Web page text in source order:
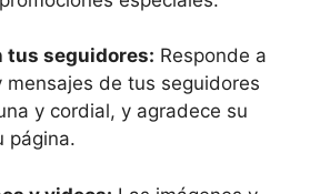
tus seguidores: Responde a
mensajes de tus seguidores
y cordial, y agradece su
página.